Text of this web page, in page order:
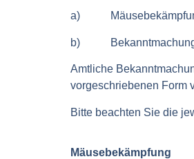
a)
b)
Amtliche
vorgeschriebenen Form
Bitte beachten Sie die
Mäusebekämpfung